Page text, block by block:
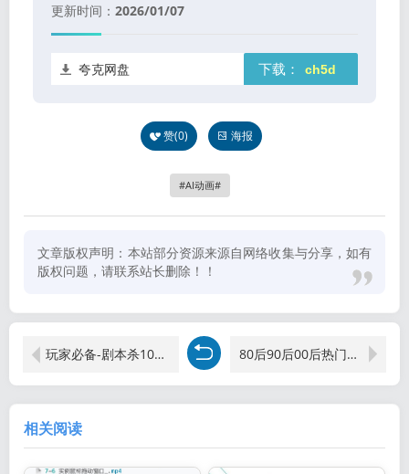
更新时间： 2026/01/07
下载：
夸克网盘
赞(0) 海报
AI动画
文章版权声明：本站部分资源来源自网络收集与分享，如有
版权问题，请联系站长删除！！
玩家必备-剧本杀100套做游戏合集 80后90后00后热门车载音乐【欧美】-影视MV
相关阅读